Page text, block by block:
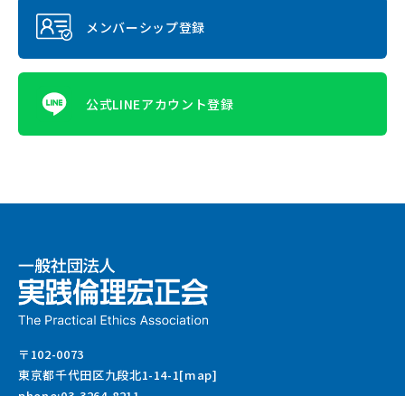
メンバーシップ登録
公式LINEアカウント登録
〒102-0073
東京都千代田区九段北1-14-1[map]